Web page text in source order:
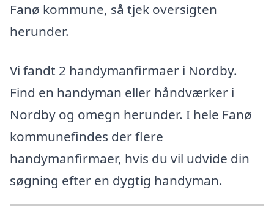
Fanø kommune, så tjek oversigten
herunder.
Vi fandt 2 handymanfirmaer i Nordby.
Find en handyman eller håndværker i
Nordby og omegn herunder. I hele Fanø
kommunefindes der flere
handymanfirmaer, hvis du vil udvide din
søgning efter en dygtig handyman.